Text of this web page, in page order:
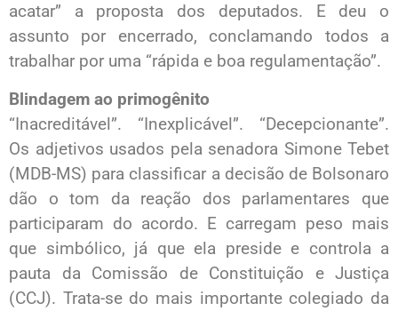
acatar” a proposta dos deputados. E deu o
assunto por encerrado, conclamando todos a
trabalhar por uma “rápida e boa regulamentação”.
Blindagem ao primogênito
“Inacreditável”. “Inexplicável”. “Decepcionante”.
Os adjetivos usados pela senadora Simone Tebet
(MDB-MS) para classificar a decisão de Bolsonaro
dão o tom da reação dos parlamentares que
participaram do acordo. E carregam peso mais
que simbólico, já que ela preside e controla a
pauta da Comissão de Constituição e Justiça
(CCJ). Trata-se do mais importante colegiado da